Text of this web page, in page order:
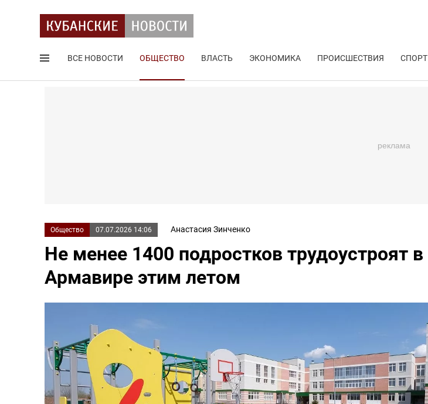
ВСЕ НОВОСТИ ОБЩЕСТВО ВЛАСТЬ ЭКОНОМИКА ПРОИСШЕСТВИЯ СПОРТ
Общество 07.07.2026 14:06 Анастасия Зинченко
Не менее 1400 подростков трудоустроят в
Армавире этим летом